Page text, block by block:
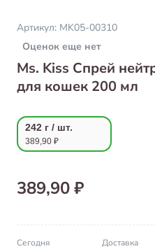
Артикул: MK05-00310
Оценок еще нет
Ms. Kiss Спрей
для кошек 200 мл
242 г / шт.
389,90 ₽
389,90 ₽
Сегодня
Доставка